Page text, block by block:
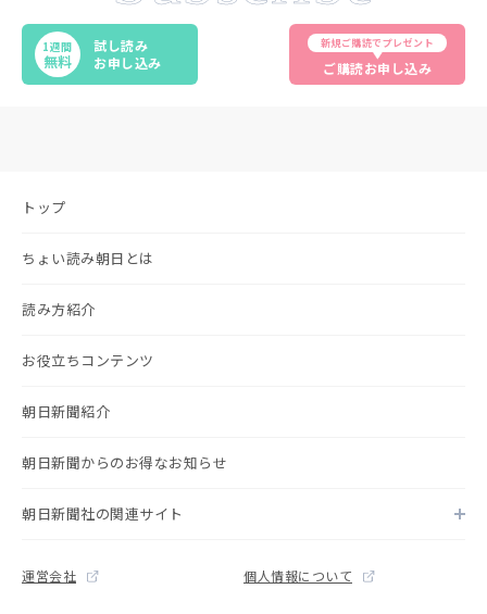
1週間
無料
試し読み
お申し込み
新規ご購読でプレゼント
ご購読お申し込み
トップ
ちょい読み朝日とは
読み方紹介
お役立ちコンテンツ
朝日新聞紹介
朝日新聞からのお得なお知らせ
朝日新聞社の関連サイト
運営会社 個人情報について